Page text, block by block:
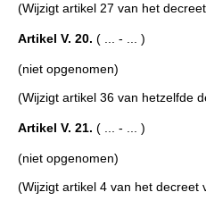
(Wijzigt artikel 27 van het
Artikel V. 20. ( ... - ... )
(niet opgenomen)
(Wijzigt artikel 36 van hetzelfde
Artikel V. 21. ( ... - ... )
(niet opgenomen)
(Wijzigt artikel 4 van het decreet